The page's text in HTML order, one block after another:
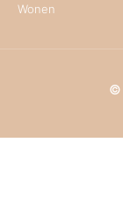
Wonen
©